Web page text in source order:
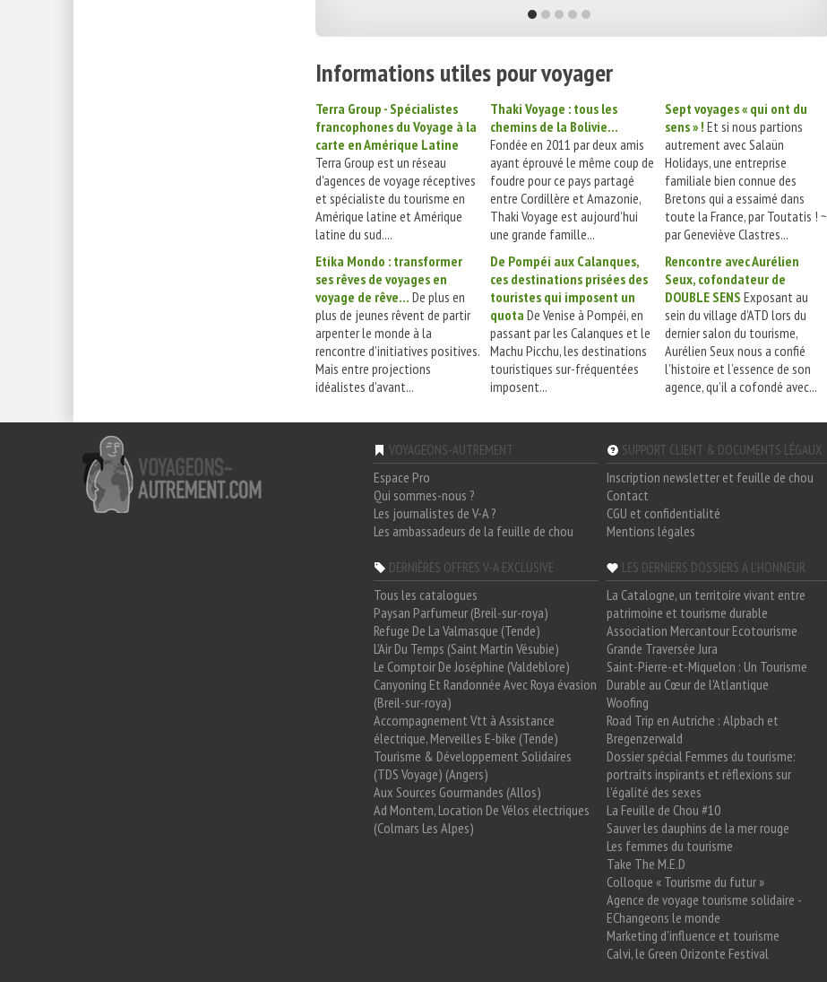
Informations utiles pour voyager
Terra Group - Spécialistes
francophones du Voyage à la
carte en Amérique Latine
Terra Group est un réseau
d'agences de voyage réceptives
et spécialiste du tourisme en
Amérique latine et Amérique
latine du sud....
Thaki Voyage : tous les
chemins de la Bolivie…
Fondée en 2011 par deux amis
ayant éprouvé le même coup de
foudre pour ce pays partagé
entre Cordillère et Amazonie,
Thaki Voyage est aujourd’hui
une grande famille...
Sept voyages « qui ont du
sens » ! Et si nous partions
autrement avec Salaün
Holidays, une entreprise
familiale bien connue des
Bretons qui a essaimé dans
toute la France, par Toutatis ! ~
par Geneviève Clastres...
Etika Mondo : transformer
ses rêves de voyages en
voyage de rêve… De plus en
plus de jeunes rêvent de partir
arpenter le monde à la
rencontre d’initiatives positives.
Mais entre projections
idéalistes d’avant...
De Pompéi aux Calanques,
ces destinations prisées des
touristes qui imposent un
quota De Venise à Pompéi, en
passant par les Calanques et le
Machu Picchu, les destinations
touristiques sur-fréquentées
imposent...
Rencontre avec Aurélien
Seux, cofondateur de
DOUBLE SENS Exposant au
sein du village d’ATD lors du
dernier salon du tourisme,
Aurélien Seux nous a confié
l’histoire et l’essence de son
agence, qu’il a cofondé avec...
VOYAGEONS-AUTREMENT
Espace Pro
Qui sommes-nous ?
Les journalistes de V-A ?
Les ambassadeurs de la feuille de chou
SUPPORT CLIENT & DOCUMENTS LÉGAUX
Inscription newsletter et feuille de chou
Contact
CGU et confidentialité
Mentions légales
DERNIÈRES OFFRES V-A EXCLUSIVE
Tous les catalogues
Paysan Parfumeur (Breil-sur-roya)
Refuge De La Valmasque (Tende)
L'Air Du Temps (Saint Martin Vésubie)
Le Comptoir De Joséphine (Valdeblore)
Canyoning Et Randonnée Avec Roya évasion
(Breil-sur-roya)
Accompagnement Vtt à Assistance
électrique, Merveilles E-bike (Tende)
Tourisme & Développement Solidaires
(TDS Voyage) (Angers)
Aux Sources Gourmandes (Allos)
Ad Montem, Location De Vélos électriques
(Colmars Les Alpes)
LES DERNIERS DOSSIERS A L'HONNEUR
La Catalogne, un territoire vivant entre
patrimoine et tourisme durable
Association Mercantour Ecotourisme
Grande Traversée Jura
Saint-Pierre-et-Miquelon : Un Tourisme
Durable au Cœur de l'Atlantique
Woofing
Road Trip en Autriche : Alpbach et
Bregenzerwald
Dossier spécial Femmes du tourisme:
portraits inspirants et réflexions sur
l'égalité des sexes
La Feuille de Chou #10
Sauver les dauphins de la mer rouge
Les femmes du tourisme
Take The M.E.D
Colloque « Tourisme du futur »
Agence de voyage tourisme solidaire -
EChangeons le monde
Marketing d'influence et tourisme
Calvi, le Green Orizonte Festival